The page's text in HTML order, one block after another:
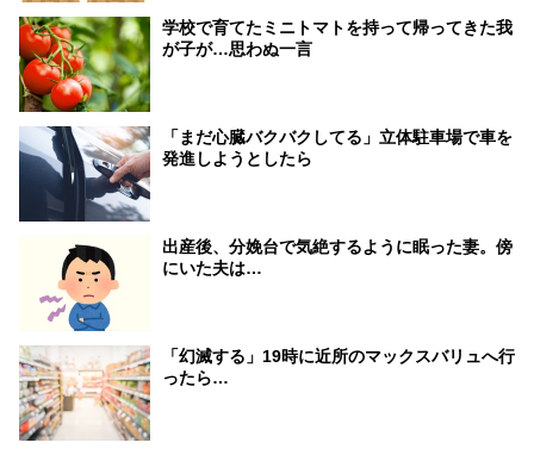
学校で育てたミニトマトを持って帰ってきた我
が子が…思わぬ一言
「まだ心臓バクバクしてる」立体駐車場で車を
発進しようとしたら
出産後、分娩台で気絶するように眠った妻。傍
にいた夫は…
「幻滅する」19時に近所のマックスバリュへ行
ったら…